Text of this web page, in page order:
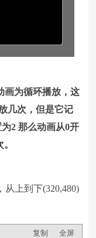
画为循环播放，这
几次，但是它记
2 那么动画从0开
从上到下(320,480)
复制 全屏